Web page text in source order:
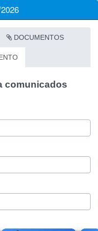
DOCUMENTOS
comunicados